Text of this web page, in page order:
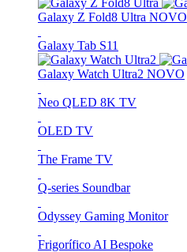
Galaxy Z Fold8 Ultra NOVO
Galaxy Tab S11
Galaxy Watch Ultra2 NOVO
Neo QLED 8K TV
OLED TV
The Frame TV
Q-series Soundbar
Odyssey Gaming Monitor
Frigorífico AI Bespoke